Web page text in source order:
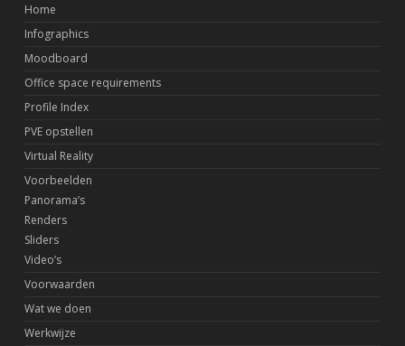
Home
Infographics
Moodboard
Office space requirements
Profile Index
PVE opstellen
Virtual Reality
Voorbeelden
Panorama’s
Renders
Sliders
Video’s
Voorwaarden
Wat we doen
Werkwijze